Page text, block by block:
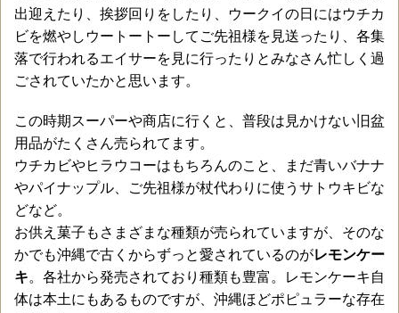
出迎えたり、挨拶回りをしたり、ウークイの日にはウチカ
ビを燃やしウートートーしてご先祖様を見送ったり、各集
落で行われるエイサーを見に行ったりとみなさん忙しく過
ごされていたかと思います。
この時期スーパーや商店に行くと、普段は見かけない旧盆
用品がたくさん売られてます。
ウチカビやヒラウコーはもちろんのこと、まだ青いバナナ
やパイナップル、ご先祖様が杖代わりに使うサトウキビな
どなど。
お供え菓子もさまざまな種類が売られていますが、そのな
かでも沖縄で古くからずっと愛されているのがレモンケー
キ。各社から発売されており種類も豊富。レモンケーキ自
体は本土にもあるものですが、沖縄ほどポピュラーな存在